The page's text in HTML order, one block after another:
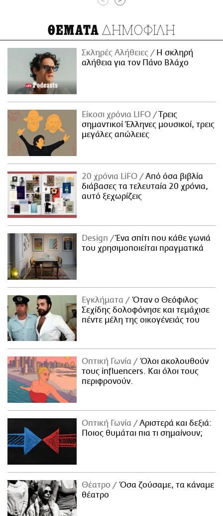
ΘΕΜΑΤΑ ΔΗΜΟΦΙΛΗ
Σκληρές Αλήθειες
H σκληρή
αλήθεια για τον Πάνο Βλάχο
Είκοσι χρόνια LIFO
Tρεις
σημαντικοί Έλληνες μουσικοί, τρεις
μεγάλες απώλειες
20 χρόνια LiFO
Από όσα βιβλία
διάβασες τα τελευταία 20 χρόνια,
αυτό ξεχωρίζεις
Design
Ένα σπίτι που κάθε γωνιά
του χρησιμοποιείται πραγματικά
Εγκλήματα
Όταν ο Θεόφιλος
Σεχίδης δολοφόνησε και τεμάχισε
πέντε μέλη της οικογένειάς του
Οπτική Γωνία
Όλοι ακολουθούν
τους influencers. Και όλοι τους
περιφρονούν.
Οπτική Γωνία
Αριστερά και δεξιά:
Ποιος θυμάται πια τι σημαίνουν;
Θέατρο
Όσα ζούσαμε, τα κάναμε
θέατρο